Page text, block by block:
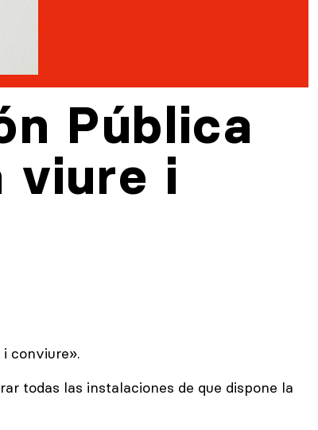
Pública
viure i
conviure».
todas las instalaciones de que dispone la